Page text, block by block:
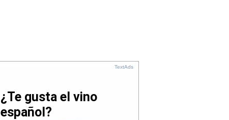
TextAds
¿Te gusta el vino
español?